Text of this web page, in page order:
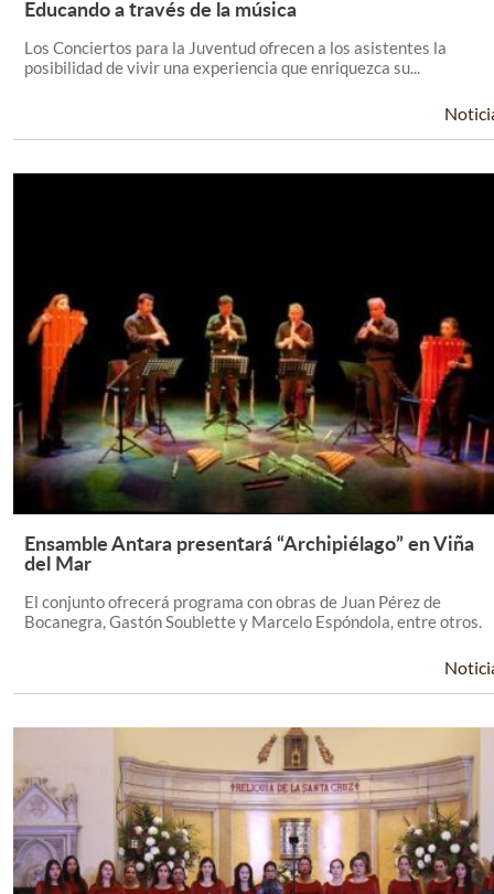
Educando a través de la música
Los Conciertos para la Juventud ofrecen a los asistentes la
posibilidad de vivir una experiencia que enriquezca su...
Leer Más +
Ensamble Antara presentará “Archipiélago” en Viña
del Mar
El conjunto ofrecerá programa con obras de Juan Pérez de
Bocanegra, Gastón Soublette y Marcelo Espóndola, entre otros.